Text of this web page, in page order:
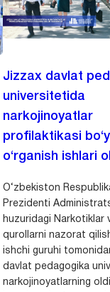
Jizzax davlat
universitetida
narkojinoyatlar
profilaktikasi
o‘rganish ishlari
O‘zbekiston
Prezidenti
huzuridagi Narkotiklar
qurollarni nazorat
ishchi guruhi
davlat pedagogika
narkojinoyatlarning